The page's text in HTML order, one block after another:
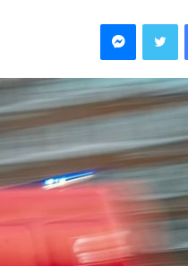
إلكترونيا
فيسبوكتويتر ماسنجر